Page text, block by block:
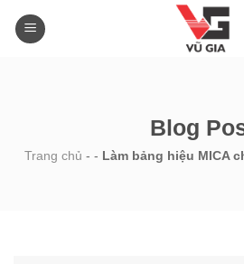
Blog
Trang chủ - - Làm bảng hiệu MICA